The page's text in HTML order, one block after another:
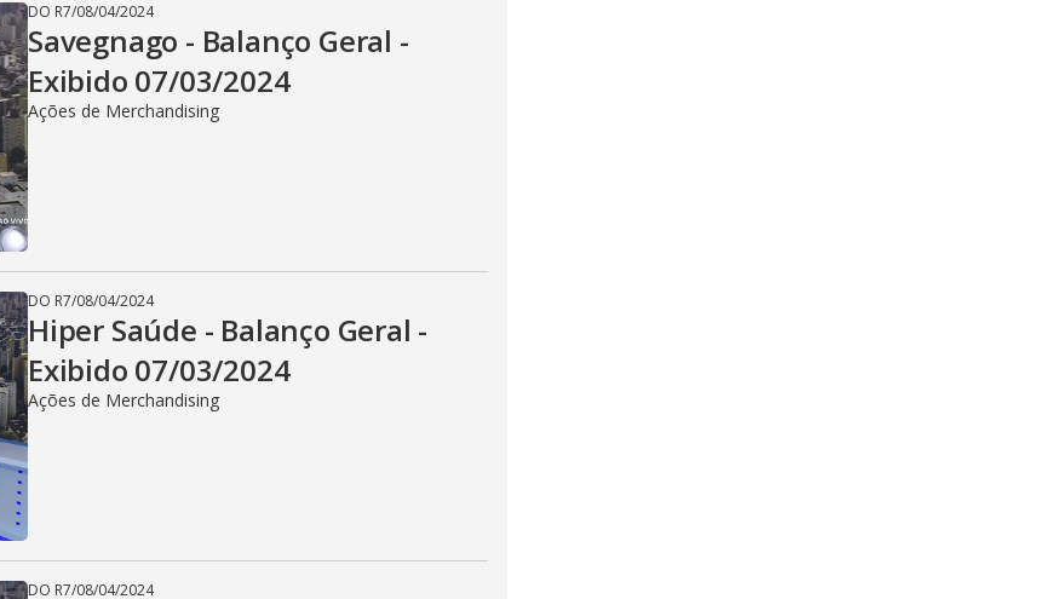
DO R7/08/04/2024
Savegnago - Balanço Geral -
Exibido 07/03/2024
Ações de Merchandising
DO R7/08/04/2024
Hiper Saúde - Balanço Geral -
Exibido 07/03/2024
Ações de Merchandising
DO R7/08/04/2024